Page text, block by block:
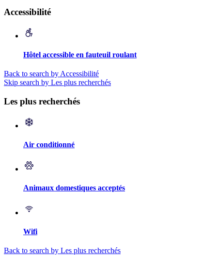
Accessibilité
Hôtel accessible en fauteuil roulant
Back to search by Accessibilité
Skip search by Les plus recherchés
Les plus recherchés
Air conditionné
Animaux domestiques acceptés
Wifi
Back to search by Les plus recherchés